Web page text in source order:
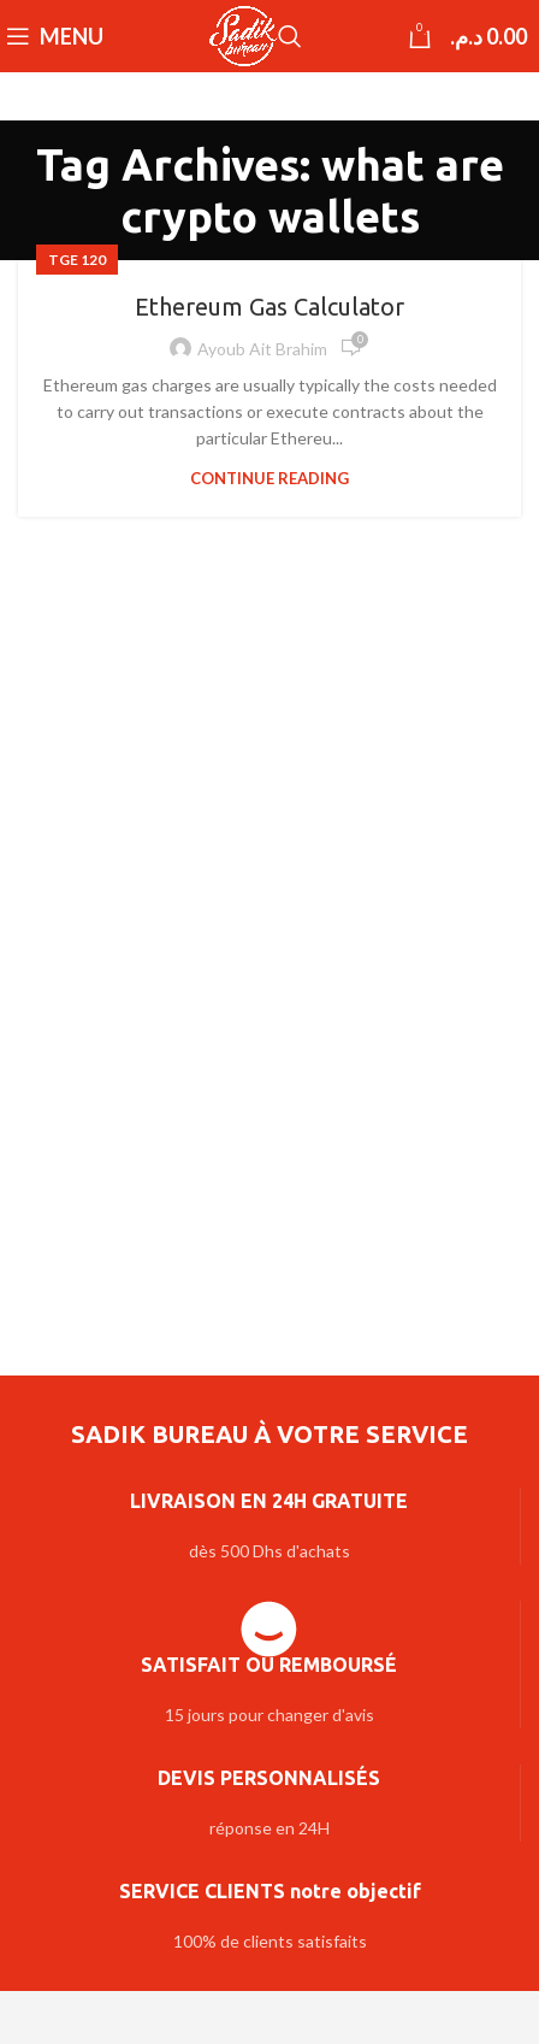
MENU 0 0.00د.م.
Tag Archives: what are
crypto wallets
TGE 120
Ethereum Gas Calculator
Ayoub Ait Brahim 0
Ethereum gas charges are usually typically the costs needed
to carry out transactions or execute contracts about the
particular Ethereu...
CONTINUE READING
SADIK BUREAU À VOTRE SERVICE
LIVRAISON EN 24H GRATUITE
dès 500 Dhs d'achats
SATISFAIT OU REMBOURSÉ
15 jours pour changer d'avis
DEVIS PERSONNALISÉS
réponse en 24H
SERVICE CLIENTS notre objectif
100% de clients satisfaits